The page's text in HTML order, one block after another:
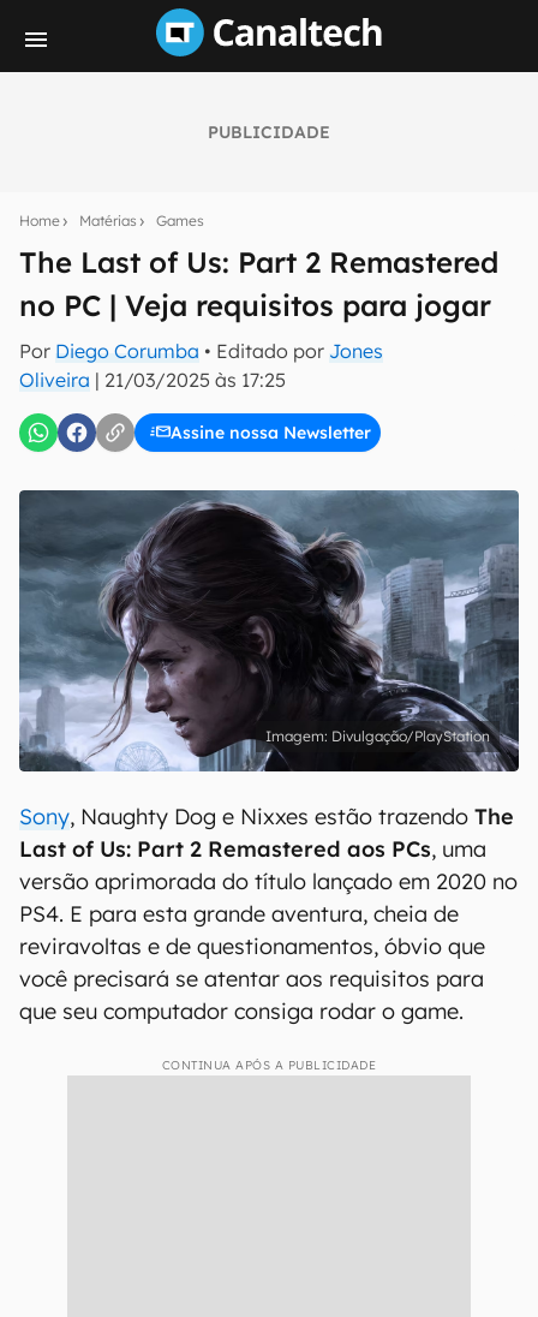
PUBLICIDADE
Home Matérias Games
The Last of Us: Part 2 Remastered
no PC | Veja requisitos para jogar
Por Diego Corumba • Editado por Jones
Oliveira | 21/03/2025 às 17:25
Assine nossa Newsletter
notícias e reviews sobre tecnologia em primeira
mão.
E-mail
Uso e Política de Privacidade do Canaltech.
Divulgação/PlayStation
Sony, Naughty Dog e Nixxes estão trazendo The
Last of Us: Part 2 Remastered aos PCs, uma
versão aprimorada do título lançado em 2020 no
PS4. E para esta grande aventura, cheia de
reviravoltas e de questionamentos, óbvio que
você precisará se atentar aos requisitos para
que seu computador consiga rodar o game.
CONTINUA APÓS A PUBLICIDADE